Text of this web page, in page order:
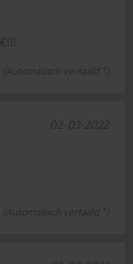
(Automatisch vertaald *)
(Automatisch vertaald *)
02-03-2022